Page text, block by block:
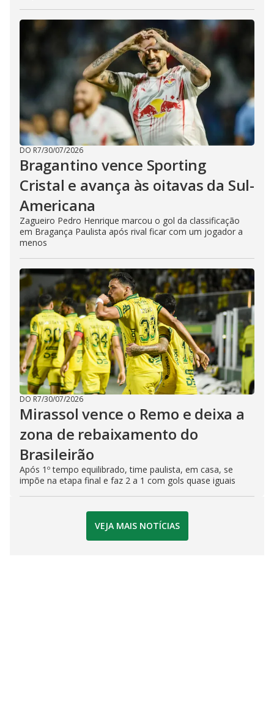
DO R7/30/07/2026
Bragantino vence Sporting
Cristal e avança às oitavas da Sul-
Americana
Zagueiro Pedro Henrique marcou o gol da classificação
em Bragança Paulista após rival ficar com um jogador a
menos
DO R7/30/07/2026
Mirassol vence o Remo e deixa a
zona de rebaixamento do
Brasileirão
Após 1º tempo equilibrado, time paulista, em casa, se
impõe na etapa final e faz 2 a 1 com gols quase iguais
VEJA MAIS NOTÍCIAS